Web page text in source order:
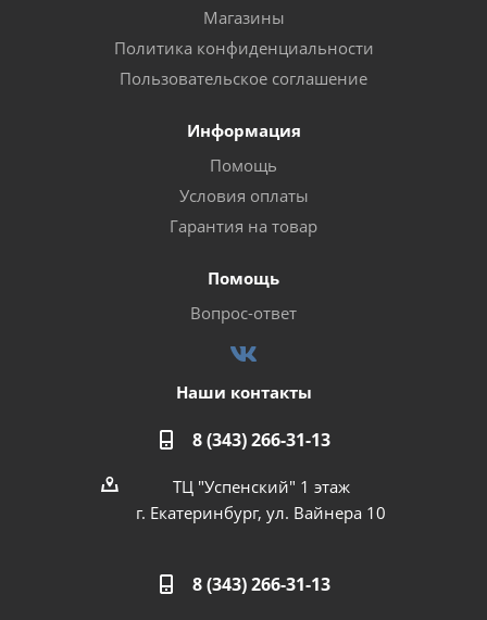
Магазины
Политика конфиденциальности
Пользовательское соглашение
Информация
Помощь
Условия оплаты
Гарантия на товар
Помощь
Вопрос-ответ
Наши контакты
8 (343) 266-31-13
ТЦ "Успенский" 1 этаж
г. Екатеринбург, ул. Вайнера 10
8 (343) 266-31-13